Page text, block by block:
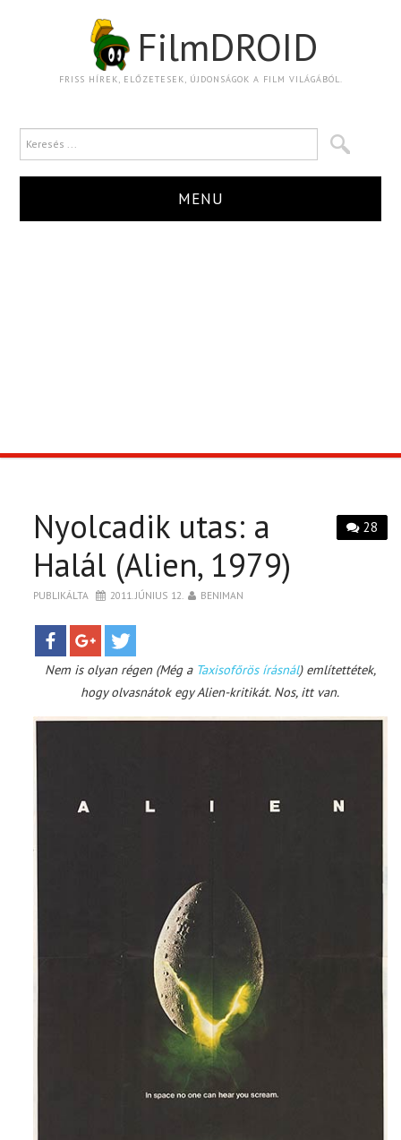
FilmDROID
FRISS HÍREK, ELŐZETESEK, ÚJDONSÁGOK A FILM VILÁGÁBÓL.
MENU
CIKK
PÓLÓ RENDELÉS
28
Nyolcadik utas: a
Halál (Alien, 1979)
PUBLIKÁLTA 2011. JÚNIUS 12. BENIMAN
Nem is olyan régen (Még a Taxisofőrös írásnál) említettétek,
hogy olvasnátok egy Alien-kritikát. Nos, itt van.